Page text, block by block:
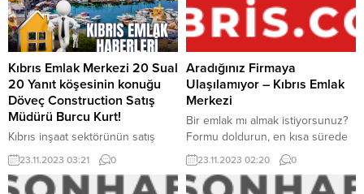
Kıbrıs Emlak Merkezi 20 Sual
20 Yanıt köşesinin konuğu
Döveç Construction Satış
Müdürü Burcu Kurt!
Kıbrıs inşaat sektörünün satış
yöneticilerinden Burcu Kurt,
Kıbrıs Emlak Merkezi’nin konuğu
oldu. Döveç Construction
23.11.2023 03:21 0
Aradığınız Firmaya
Ulaşılamıyor – Kıbrıs Emlak
Merkezi
Bir emlak mı almak istiyorsunuz?
Formu doldurun, en kısa sürede
temsilcilerimiz tarafınıza dönüş
sağlayacaklar. Bir emlak mı
satmak istiyorsunuz? Formu
23.11.2023 02:20 0